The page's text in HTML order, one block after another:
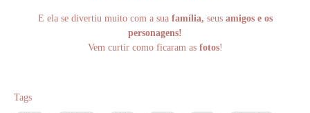
E ela se divertiu muito com a sua família, seus amigos e os
personagens!
Vem curtir como ficaram as fotos!
Tags